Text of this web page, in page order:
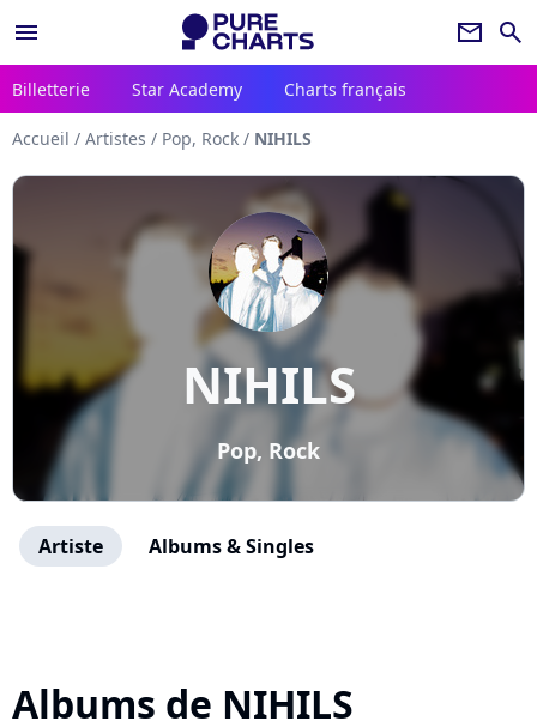
menu newsletter search
Billetterie Star Academy Charts français
Accueil / Artistes / Pop, Rock / NIHILS
NIHILS
Pop, Rock
Artiste Albums & Singles
Albums de NIHILS